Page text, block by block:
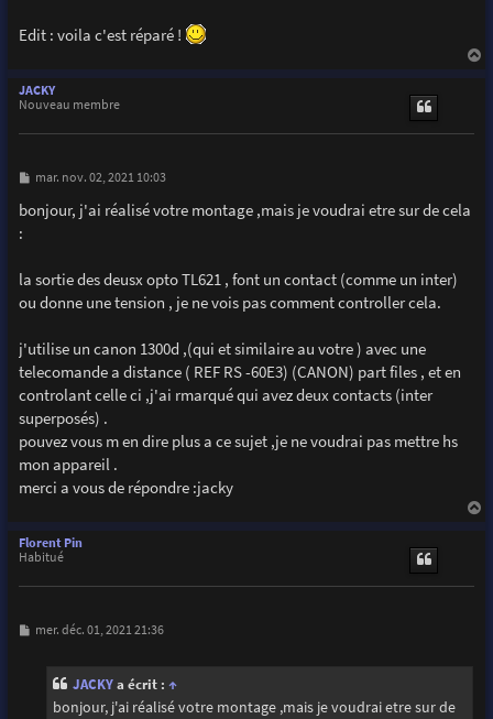
Edit : voila c'est réparé !
JACKY
Nouveau membre
M
s
s
mar. nov. 02, 2021 10:03
bonjour, j'ai réalisé votre montage ,mais je voudrai etre sur de cela
:
la sortie des deusx opto TL621 , font un contact (comme un inter)
ou donne une tension , je ne vois pas comment controller cela.
j'utilise un canon 1300d ,(qui et similaire au votre ) avec une
telecomande a distance ( REF RS -60E3) (CANON) part files , et en
controlant celle ci ,j'ai rmarqué qui avez deux contacts (inter
superposés) .
pouvez vous m en dire plus a ce sujet ,je ne voudrai pas mettre hs
mon appareil .
merci a vous de répondre :jacky
Florent Pin
Habitué
M
mer. déc. 01, 2021 21:36
JACKYa écrit : ↑
bonjour, j'ai réalisé votre montage ,mais je voudrai etre sur de